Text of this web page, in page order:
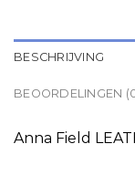
BESCHRIJVING
BEOORDELINGEN
Anna Field